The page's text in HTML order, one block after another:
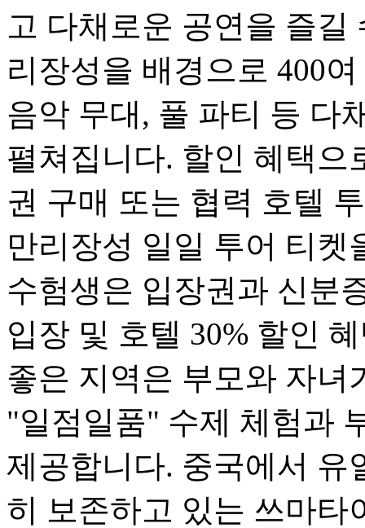
고 다채로운 공연을 즐
리장성을 배경으로 400
음악 무대, 풀 파티 등 다
펼쳐집니다. 할인 혜택으
권 구매 또는 협력 호텔
만리장성 일일 투어 티켓
수험생은 입장권과 신분
입장 및 호텔 30% 할인
좋은 지역은 부모와 자녀
"일점일품" 수제 체험과
제공합니다. 중국에서 유
히 보존하고 있는 쓰마타